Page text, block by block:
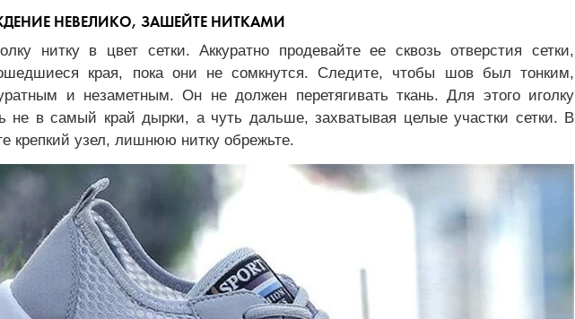
НЕВЕЛИКО, ЗАШЕЙТЕ НИТКАМИ
нитку в цвет сетки. Аккуратно продевайте ее сквозь отверстия сетки,
края, пока они не сомкнутся. Следите, чтобы шов был тонким,
и незаметным. Он не должен перетягивать ткань. Для этого иголку
не в самый край дырки, а чуть дальше, захватывая целые участки сетки. В
крепкий узел, лишнюю нитку обрежьте.